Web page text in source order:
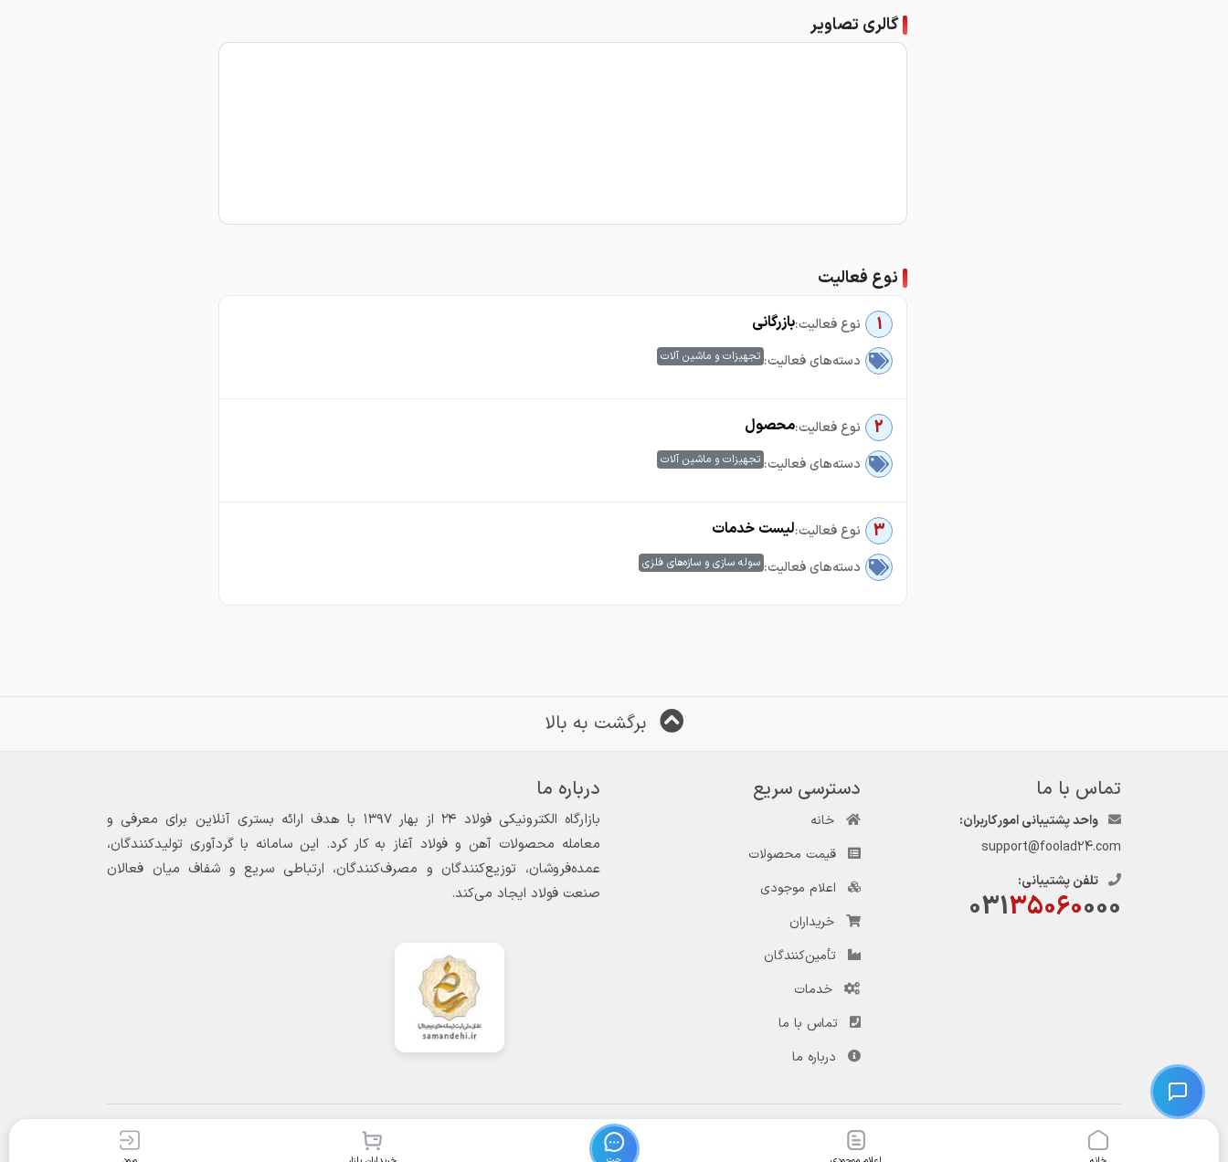
گالری تصاویر
نوع فعالیت
1
نوع فعالیت:بازرگانی
دسته‌های فعالیت: تجهیزات و ماشین آلات
2 نوع فعالیت:محصول
دسته‌های فعالیت: تجهیزات و ماشین آلات
3 نوع فعالیت:لیست خدمات
دسته‌های فعالیت: سوله سازی و سازه‌های فلزی
برگشت به بالا
تماس با ما
واحد پشتیبانی امور کاربران:
support@foolad24.com
تلفن پشتیبانی:
03135060000
دسترسی سریع
خانه
قیمت محصولات
اعلام موجودی
خریداران
تأمین‌کنندگان
خدمات
تماس با ما
درباره ما
درباره ما
بازارگاه الکترونیکی فولاد ۲۴ از بهار ۱۳۹۷ با هدف ارائه بستری آنلاین برای معرفی و
معامله محصولات آهن و فولاد آغاز به کار کرد. این سامانه با گردآوری تولیدکنندگان،
عمده‌فروشان، توزیع‌کنندگان و مصرف‌کنندگان، ارتباطی سریع و شفاف میان فعالان
صنعت فولاد ایجاد می‌کند.
© کلیه حقوق این وب‌سایت و سرویس‌های آن متعلق به سامانه فولاد ۲۴ است.
چت